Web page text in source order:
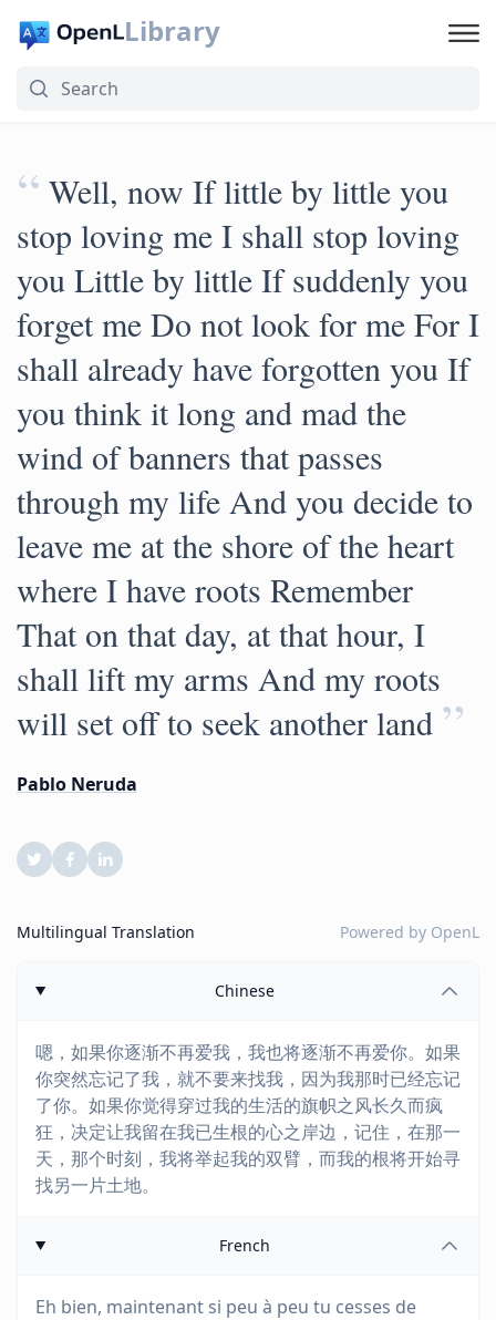
Library
“ Well, now If little by little you
stop loving me I shall stop loving
you Little by little If suddenly you
forget me Do not look for me For I
shall already have forgotten you If
you think it long and mad the
wind of banners that passes
through my life And you decide to
leave me at the shore of the heart
where I have roots Remember
That on that day, at that hour, I
shall lift my arms And my roots
will set off to seek another land ”
Pablo Neruda
Multilingual Translation Powered by OpenL
Chinese
嗯，如果你逐渐不再爱我，我也将逐渐不再爱你。如果
你突然忘记了我，就不要来找我，因为我那时已经忘记
了你。如果你觉得穿过我的生活的旗帜之风长久而疯
狂，决定让我留在我已生根的心之岸边，记住，在那一
天，那个时刻，我将举起我的双臂，而我的根将开始寻
找另一片土地。
French
Eh bien, maintenant si peu à peu tu cesses de